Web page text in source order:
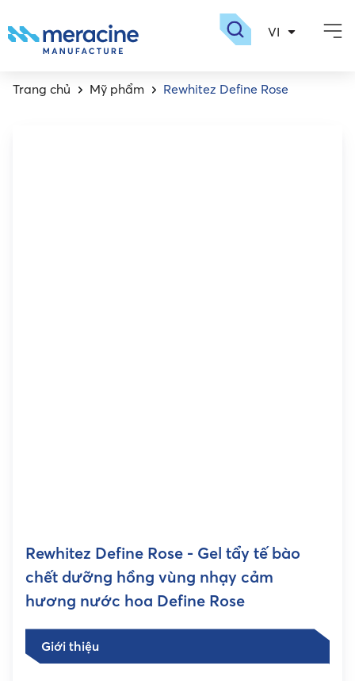
VI
EN
Trang chủ Mỹ phẩm Rewhitez Define Rose
Rewhitez Define Rose - Gel tẩy tế bào
chết dưỡng hồng vùng nhạy cảm
hương nước hoa Define Rose
Giới thiệu